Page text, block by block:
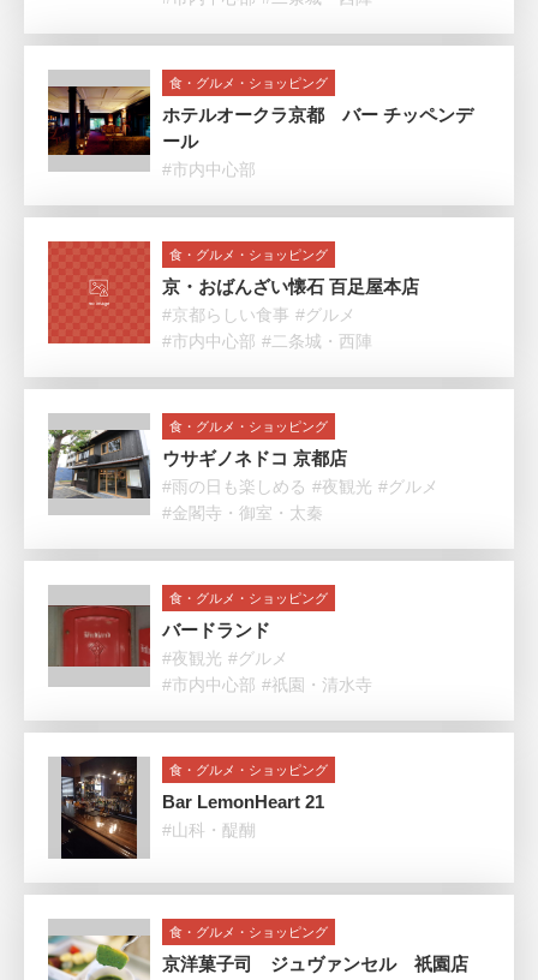
食・グルメ・ショッピング
ホテルオークラ京都 バー チッペンデ
ール
#市内中心部
食・グルメ・ショッピング
京・おばんざい懐石 百足屋本店
#京都らしい食事 #グルメ
#市内中心部 #二条城・西陣
食・グルメ・ショッピング
ウサギノネドコ 京都店
#雨の日も楽しめる #夜観光 #グルメ
#金閣寺・御室・太秦
食・グルメ・ショッピング
バードランド
#夜観光 #グルメ
#市内中心部 #祇園・清水寺
食・グルメ・ショッピング
Bar LemonHeart 21
#山科・醍醐
食・グルメ・ショッピング
京洋菓子司 ジュヴァンセル 祇園店